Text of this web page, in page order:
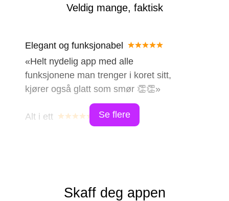
Veldig mange, faktisk
Se flere
Elegant og funksjonabel
Helt nydelig app med alle
funksjonene man trenger i koret sitt,
kjører også glatt som smør 👏👏
Alt i ett
stemmegruppe og mye, mye mer!
Skaff deg appen